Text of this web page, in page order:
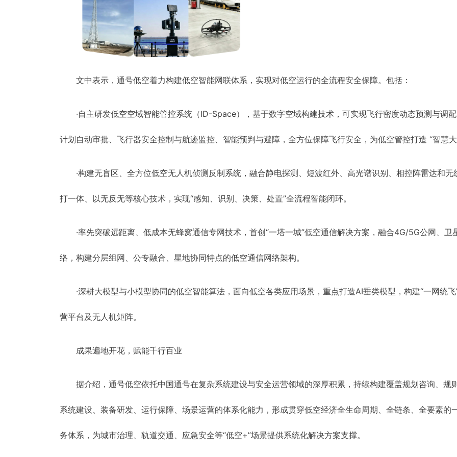
文中表示，通号低空着力构建低空智能网联体系，实现对低空运行的全流程安全保障。包括：
·自主研发低空空域智能管控系统（ID-Space），基于数字空域构建技术，可实现飞行密度动态预测与调
计划自动审批、飞行器安全控制与航迹监控、智能预判与避障，全方位保障飞行安全，为低空管控打造 “智慧大
·构建无盲区、全方位低空无人机侦测反制系统，融合静电探测、短波红外、高光谱识别、相控阵雷达和无
打一体、以无反无等核心技术，实现“感知、识别、决策、处置”全流程智能闭环。
·率先突破远距离、低成本无蜂窝通信专网技术，首创“一塔一城”低空通信解决方案，融合4G/5G公网、卫
络，构建分层组网、公专融合、星地协同特点的低空通信网络架构。
·深耕大模型与小模型协同的低空智能算法，面向低空各类应用场景，重点打造AI垂类模型，构建“一网统飞
营平台及无人机矩阵。
成果遍地开花，赋能千行百业
据介绍，通号低空依托中国通号在复杂系统建设与安全运营领域的深厚积累，持续构建覆盖规划咨询、规则
系统建设、装备研发、运行保障、场景运营的体系化能力，形成贯穿低空经济全生命周期、全链条、全要素的
务体系，为城市治理、轨道交通、应急安全等“低空+”场景提供系统化解决方案支撑。